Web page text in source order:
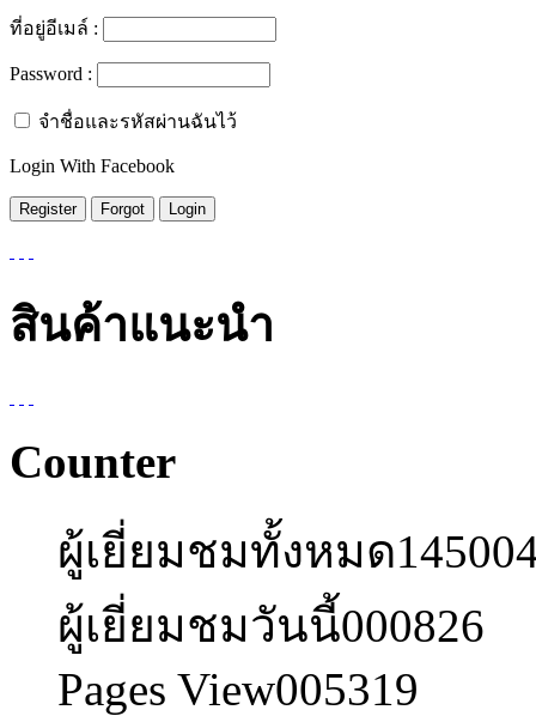
ที่อยู่อีเมล์ :
Password :
จำชื่อและรหัสผ่านฉันไว้
Login With Facebook
สินค้าแนะนำ
Counter
ผู้เยี่ยมชมทั้งหมด
ผู้เยี่ยมชมวันนี้000826
Pages View005319